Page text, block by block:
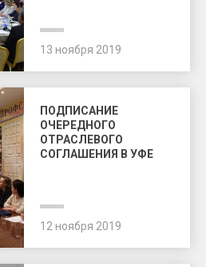
13 ноября 2019
ПОДПИСАНИЕ
ОЧЕРЕДНОГО
ОТРАСЛЕВОГО
СОГЛАШЕНИЯ В УФЕ
12 ноября 2019